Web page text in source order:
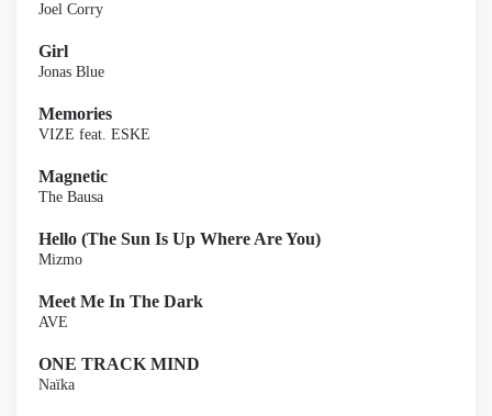
Joel Corry
Girl
Jonas Blue
Memories
VIZE feat. ESKE
Magnetic
The Bausa
Hello (The Sun Is Up Where Are You)
Mizmo
Meet Me In The Dark
AVE
ONE TRACK MIND
Naïka